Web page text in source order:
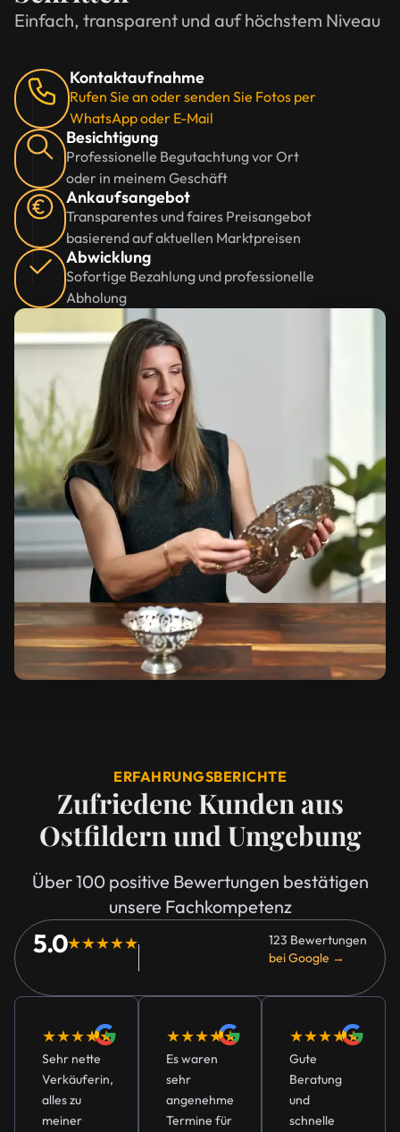
Einfach, transparent und auf höchstem Niveau
Kontaktaufnahme
Rufen Sie an oder senden Sie Fotos per
WhatsApp oder E-Mail
Besichtigung
Professionelle Begutachtung vor Ort
oder in meinem Geschäft
Ankaufsangebot
Transparentes und faires Preisangebot
basierend auf aktuellen Marktpreisen
Abwicklung
Sofortige Bezahlung und professionelle
Abholung
ERFAHRUNGSBERICHTE
Zufriedene Kunden aus
Ostfildern und Umgebung
Über 100 positive Bewertungen bestätigen
unsere Fachkompetenz
5.0★★★★★
123 Bewertungen
bei Google →
★★★★★
Sehr nette
Verkäuferin,
alles zu
meiner
★★★★★
Es waren
sehr
angenehme
Termine für
★★★★★
Gute
Beratung
und
schnelle